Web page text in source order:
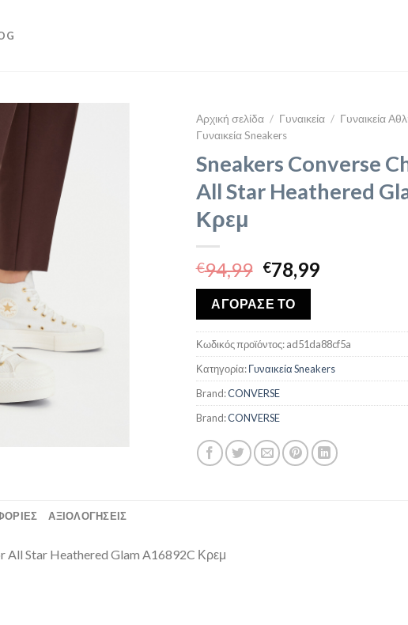
Αρχική σελίδα / Γυναικεία / Γυναικεία
Γυναικεία Sneakers
Sneakers Converse
All Star Heathered
Κρεμ
€94,99 Original
price
was:
€94,99.
€78,99Η
€78,99.
ΑΓΟΡΑΣΕ ΤΟ
Κωδικός προϊόντος:ad51da88cf5a
Κατηγορία:Γυναικεία Sneakers
Brand:CONVERSE
Brand:CONVERSE
ΑΞΙΟΛΟΓΗΣΕΙΣ
All Star Heathered Glam A16892C Κρεμ